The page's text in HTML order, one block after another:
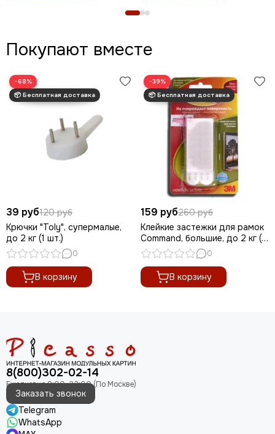
Покупают вместе
−68%
39 руб120 руб
Крючки "Toly", супермалые,
до 2 кг (1 шт.)
0
В корзину
−39%
159 руб260 руб
Клейкие застежки для рамок
Command, большие, до 2 кг (1
шт.)
0
В корзину
8(800)302-02-14
Заказать звонок
Telegram
WhatsApp